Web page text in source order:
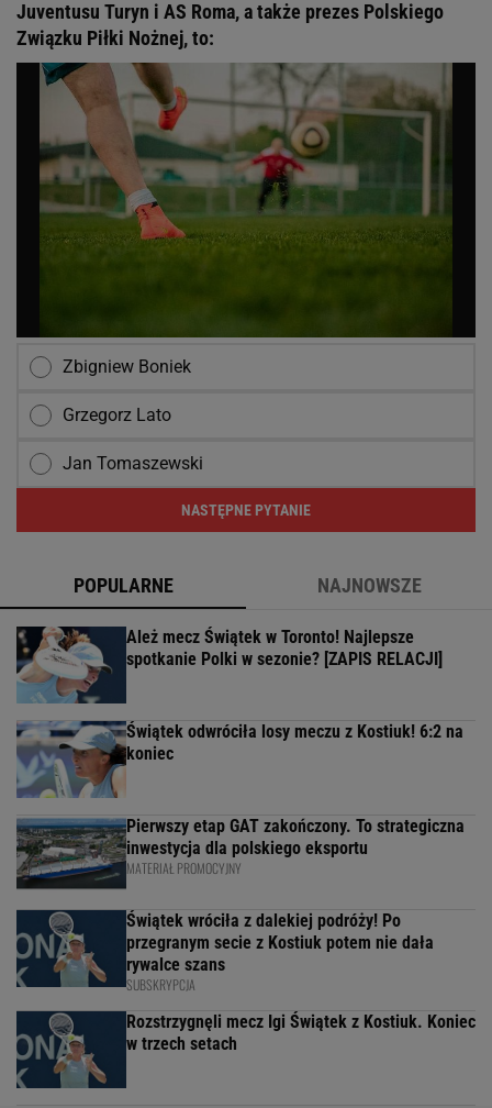
Juventusu Turyn i AS Roma, a także prezes Polskiego
Związku Piłki Nożnej, to:
Zbigniew Boniek
Grzegorz Lato
Jan Tomaszewski
NASTĘPNE PYTANIE
POPULARNE NAJNOWSZE
Ależ mecz Świątek w Toronto! Najlepsze
spotkanie Polki w sezonie? [ZAPIS RELACJI]
Świątek odwróciła losy meczu z Kostiuk! 6:2 na
koniec
Pierwszy etap GAT zakończony. To strategiczna
inwestycja dla polskiego eksportu
MATERIAŁ PROMOCYJNY
Świątek wróciła z dalekiej podróży! Po
przegranym secie z Kostiuk potem nie dała
rywalce szans
SUBSKRYPCJA
Rozstrzygnęli mecz Igi Świątek z Kostiuk. Koniec
w trzech setach